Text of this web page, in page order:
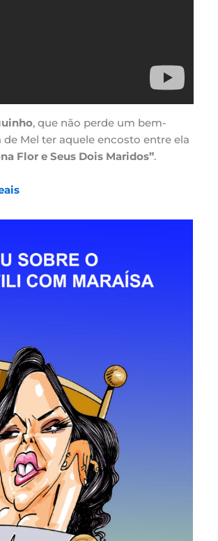
, que não perde um bem-
Mel ter aquele encosto entre ela
Flor e Seus Dois Maridos”.